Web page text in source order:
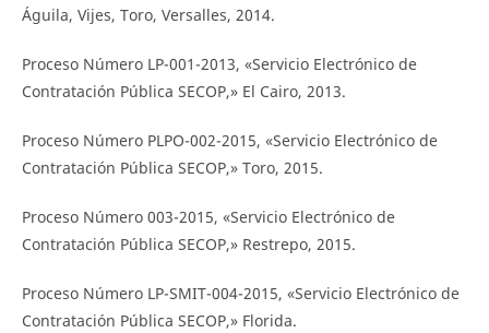
Águila, Vijes, Toro, Versalles, 2014.
Proceso Número LP-001-2013, «Servicio Electrónico de
Contratación Pública SECOP,» El Cairo, 2013.
Proceso Número PLPO-002-2015, «Servicio Electrónico de
Contratación Pública SECOP,» Toro, 2015.
Proceso Número 003-2015, «Servicio Electrónico de
Contratación Pública SECOP,» Restrepo, 2015.
Proceso Número LP-SMIT-004-2015, «Servicio Electrónico de
Contratación Pública SECOP,» Florida.